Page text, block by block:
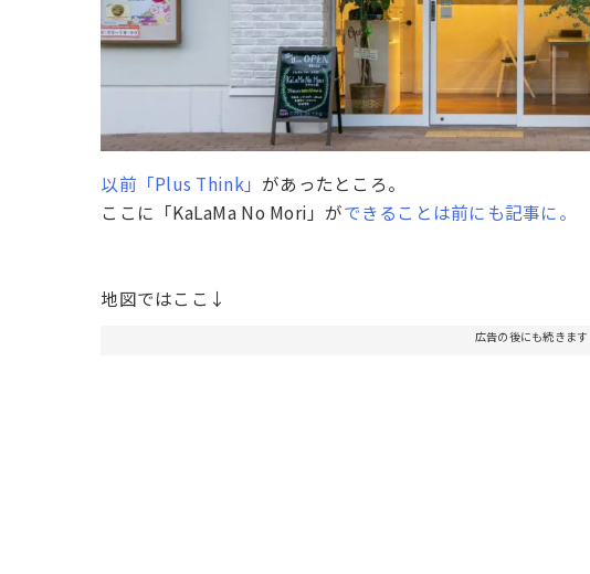
以前「Plus Think」 があったところ。
ここに「KaLaMa No Mori」ができることは前にも記事に。
地図ではここ↓
広告の後にも続きます